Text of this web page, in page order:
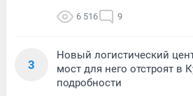
6 516 9
3
Новый логистический
мост для него отстроят в
подробности